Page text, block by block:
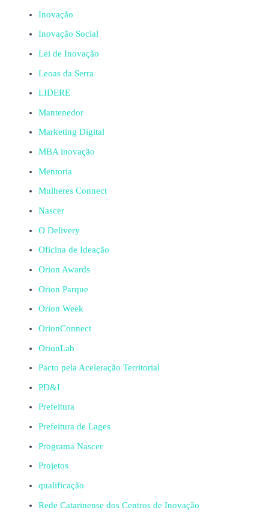
Inovação
Inovação Social
Lei de Inovação
Leoas da Serra
LIDERE
Mantenedor
Marketing Digital
MBA inovação
Mentoria
Mulheres Connect
Nascer
O Delivery
Oficina de Ideação
Orion Awards
Orion Parque
Orion Week
OrionConnect
OrionLab
Pacto pela Aceleração Territorial
PD&I
Prefeitura
Prefeitura de Lages
Programa Nascer
Projetos
qualificação
Rede Catarinense dos Centros de Inovação